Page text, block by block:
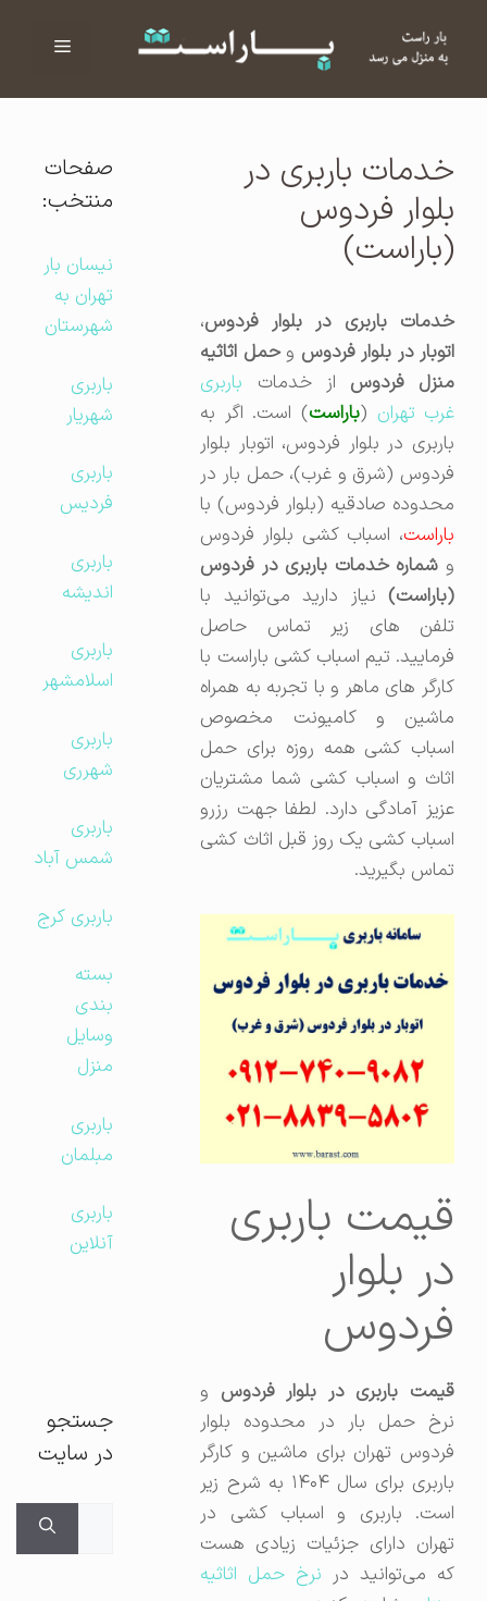
فهرست
خدمات باربری در
بلوار فردوس
(باراست)
خدمات باربری در بلوار فردوس،
اتوبار در بلوار فردوسوحمل اثاثیه
منزل فردوساز خدماتباربری
غرب تهران(باراست) است. اگر به
باربری در بلوار فردوس، اتوبار بلوار
فردوس (شرق و غرب)، حمل بار در
محدوده صادقیه (بلوار فردوس) با
باراست، اسباب کشی بلوار فردوس
شماره خدمات باربری در فردوس
(باراست)نیاز دارید می‌توانید با
تلفن های زیر تماس حاصل
فرمایید. تیم اسباب کشی باراست با
کارگر های ماهر و با تجربه به همراه
ماشین و کامیونت مخصوص
اسباب کشی همه روزه برای حمل
اثاث و اسباب کشی شما مشتریان
عزیز آمادگی دارد. لطفا جهت رزرو
اسباب کشی یک روز قبل اثاث کشی
تماس بگیرید.
قیمت باربری
در بلوار
فردوس
قیمت باربری در بلوار فردوسو
نرخ حمل بار در محدوده بلوار
فردوس تهران برای ماشین و کارگر
باربری برای سال ۱۴۰۴ به شرح زیر
است. باربری و اسباب کشی در
تهران دارای جزئیات زیادی هست
که می‌توانید در نرخ حمل اثاثیه
صفحات
منتخب:
نیسان بار
تهران به
شهرستان
باربری
شهریار
باربری
فردیس
باربری
اندیشه
باربری
اسلامشهر
باربری
شهرری
باربری
شمس آباد
باربری کرج
بسته
بندی
وسایل
منزل
باربری
مبلمان
باربری
آنلاین
جستجو
در سایت